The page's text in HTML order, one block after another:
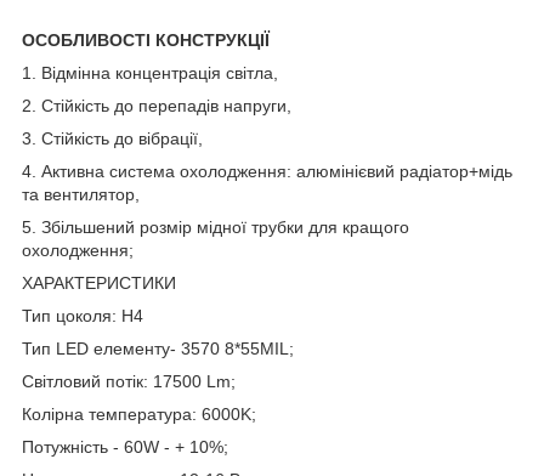
ОСОБЛИВОСТІ КОНСТРУКЦІЇ
1. Відмінна концентрація світла,
2. Стійкість до перепадів напруги,
3. Стійкість до вібрації,
4. Активна система охолодження: алюмінієвий радіатор+мідь
та вентилятор,
5. Збільшений розмір мідної трубки для кращого
охолодження;
ХАРАКТЕРИСТИКИ
Тип цоколя: H4
Тип LED елементу- 3570 8*55MIL;
Світловий потік: 17500 Lm;
Колірна температура: 6000K;
Потужність - 60W - + 10%;